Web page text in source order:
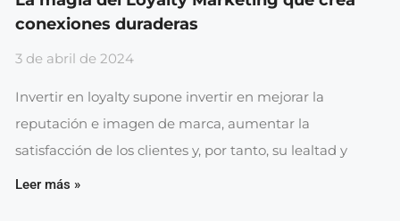
conexiones duraderas
3 de abril de 2024
Invertir en loyalty supone invertir en mejorar la
reputación e imagen de marca, aumentar la
satisfacción de los clientes y, por tanto, su lealtad y
Leer más »